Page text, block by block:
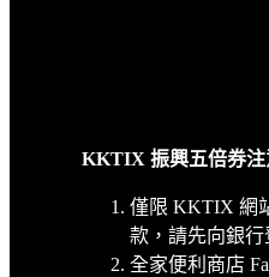
KKTIX 振興五倍券注
僅限 KKTIX 網
款，請先向銀行
全家便利商店